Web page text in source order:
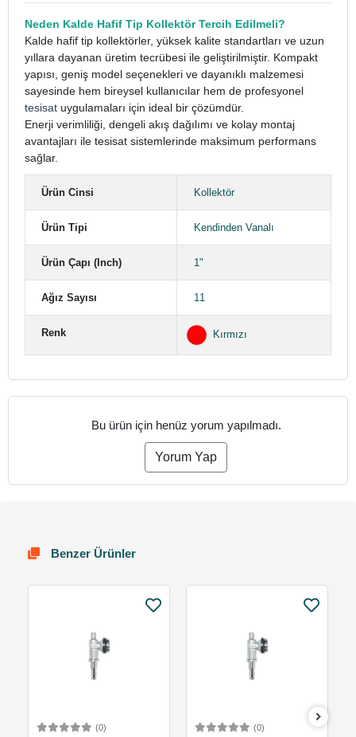
Neden Kalde Hafif Tip Kollektör Tercih Edilmeli?
Kalde hafif tip kollektörler, yüksek kalite standartları ve uzun
yıllara dayanan üretim tecrübesi ile geliştirilmiştir. Kompakt
yapısı, geniş model seçenekleri ve dayanıklı malzemesi
sayesinde hem bireysel kullanıcılar hem de profesyonel
tesisat uygulamaları için ideal bir çözümdür.
Enerji verimliliği, dengeli akış dağılımı ve kolay montaj
avantajları ile tesisat sistemlerinde maksimum performans
sağlar.
Ürün Cinsi Kollektör
Ürün Tipi Kendinden Vanalı
Ürün Çapı (Inch) 1"
Ağız Sayısı 11
Renk Kırmızı
Bu ürün için henüz yorum yapılmadı.
Yorum Yap
Benzer Ürünler
(0) (0)